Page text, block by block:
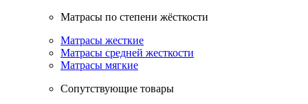
Матрасы по степени жёсткости
Матрасы жесткие
Матрасы средней жесткости
Матрасы мягкие
Сопутствующие товары